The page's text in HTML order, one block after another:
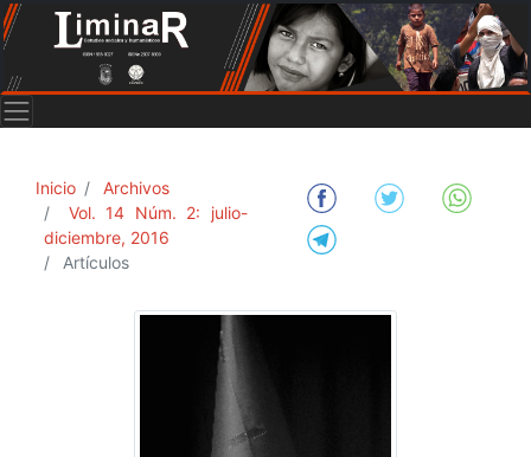
Inicio
Archivos
Vol. 14 Núm. 2: julio-
diciembre, 2016
Artículos